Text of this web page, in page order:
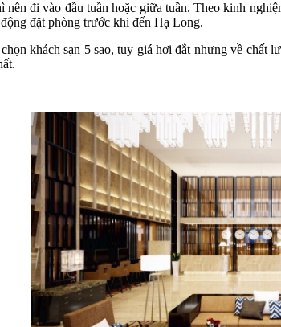
đi vào đầu tuần hoặc giữa tuần. Theo kinh
đặt phòng trước khi đến Hạ Long.
khách sạn 5 sao, tuy giá hơi đắt nhưng về